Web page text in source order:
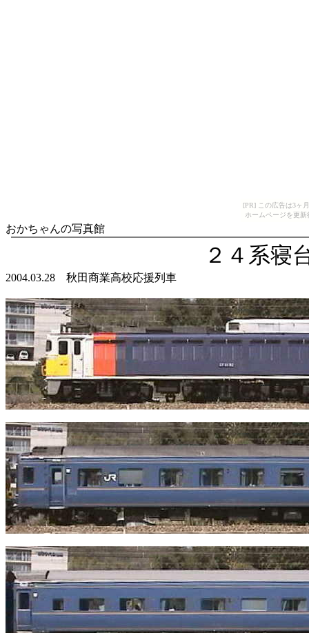
[PR] この広告は3ヶ
ホームページを更
おかちゃんの写真館
２４系寝
2004.03.28 秋田商業高校応援列車